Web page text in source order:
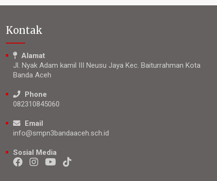
Kontak
Alamat
Jl. Nyak Adam kamil III Neusu Jaya Kec. Baiturrahman Kota
Banda Aceh
Phone
082310845060
Email
info@smpn3bandaaceh.sch.id
Sosial Media